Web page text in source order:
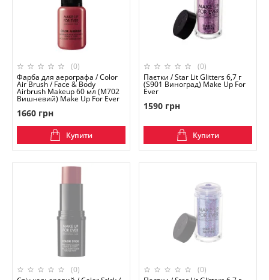
(0)
Фарба для аерографа / Color
Air Brush / Face & Body
Airbrush Makeup 60 мл (M702
Вишневий) Make Up For Ever
1660 грн
Купити
(0)
Паєтки / Star Lit Glitters 6,7 г
(S901 Виноград) Make Up For
Ever
1590 грн
Купити
(0)
(0)